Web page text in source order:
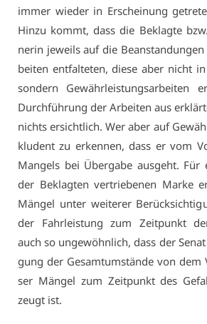
im­mer wie­der in Er­schei­nung
Hin­zu kommt, dass die Be­klag­te
ne­rin je­weils auf die
bei­ten ent­fal­te­ten, die­se aber nicht
son­dern Ge­währ­leis­tungs­ar­bei­ten
Durch­füh­rung der Ar­bei­ten aus
nichts er­sicht­lich. Wer aber auf
klu­dent zu er­ken­nen, dass er vom
Man­gels bei Über­ga­be aus­geht. Für
der Be­klag­ten ver­trie­be­nen Mar­ke
Män­gel un­ter wei­te­rer
der Fahr­leis­tung zum Zeit­punkt
auch so un­ge­wöhn­lich, dass der
gung der Ge­samt­um­stän­de von
ser Män­gel zum Zeit­punkt des
zeugt ist.